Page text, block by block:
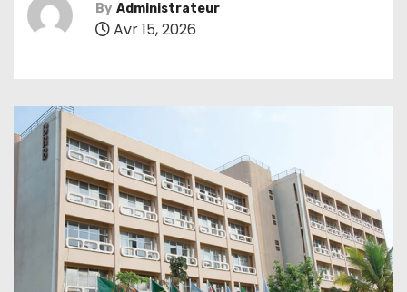
By Administrateur
Avr 15, 2026